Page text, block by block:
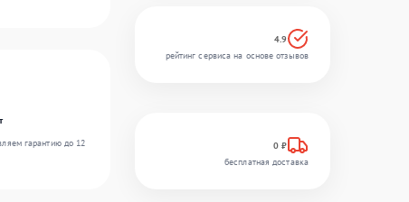
гарантию до 12
4.9
рейтинг сервиса на основе отзывов
0 ₽
бесплатная доставка